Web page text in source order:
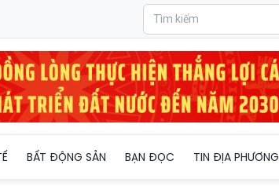
BẤT ĐỘNG SẢN BẠN ĐỌC TIN ĐỊA PHƯƠNG